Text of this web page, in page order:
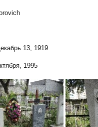
13, 1919
1995